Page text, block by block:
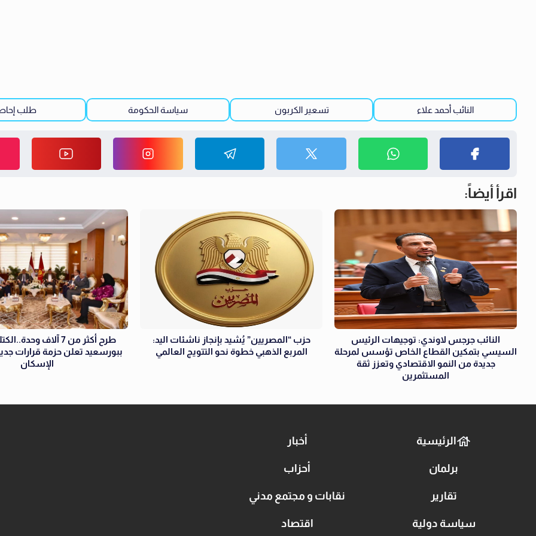
النائب أحمد علاء تسعير الكربون سياسة الحكومة طلب
اقرأ أيضاً:
النائب جرجس لاوندي: توجيهات الرئيس
السيسي بتمكين القطاع الخاص تؤسس لمرحلة
جديدة من النمو الاقتصادي وتعزز ثقة
المستثمرين
حزب “المصريين” يُشيد بإنجاز ناشئات اليد:
المربع الذهبي خطوة نحو التتويج العالمي
طرح أكثر من 7 آلاف
ببورسعيد تعلن حزمة قرارات
الإسكان
الرئيسية أخبار
برلمان أحزاب
تقارير نقابات و مجتمع مدني
سياسة دولية اقتصاد